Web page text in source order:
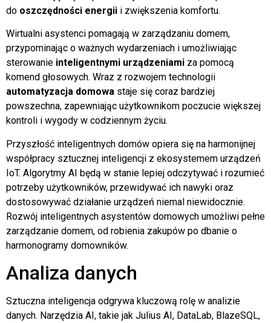
do oszczędności energii i zwiększenia komfortu.
Wirtualni asystenci pomagają w zarządzaniu domem,
przypominając o ważnych wydarzeniach i umożliwiając
sterowanie inteligentnymi urządzeniami za pomocą
komend głosowych. Wraz z rozwojem technologii
automatyzacja domowa staje się coraz bardziej
powszechna, zapewniając użytkownikom poczucie większej
kontroli i wygody w codziennym życiu.
Przyszłość inteligentnych domów opiera się na harmonijnej
współpracy sztucznej inteligencji z ekosystemem urządzeń
IoT. Algorytmy AI będą w stanie lepiej odczytywać i rozumieć
potrzeby użytkowników, przewidywać ich nawyki oraz
dostosowywać działanie urządzeń niemal niewidocznie.
Rozwój inteligentnych asystentów domowych umożliwi pełne
zarządzanie domem, od robienia zakupów po dbanie o
harmonogramy domowników.
Analiza danych
Sztuczna inteligencja odgrywa kluczową rolę w analizie
danych. Narzędzia AI, takie jak Julius AI, DataLab, BlazeSQL,